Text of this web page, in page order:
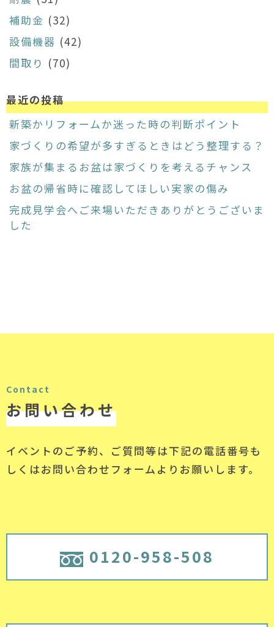
補助金 (32)
設備機器 (42)
間取り (70)
最近の投稿
新築かリフォームか迷った時の判断ポイント
家づくりの希望が多すぎるときはどう整理する？
家族が集まるお盆は家づくりを考えるチャンス
お盆の帰省時に確認してほしい実家の傷み
完成見学会へご来場いただきありがとうございま
した
Contact
お問い合わせ
イベントのご予約、ご質問等は下記の電話番号も
しくはお問い合わせフォームよりお願いします。
0120-958-508